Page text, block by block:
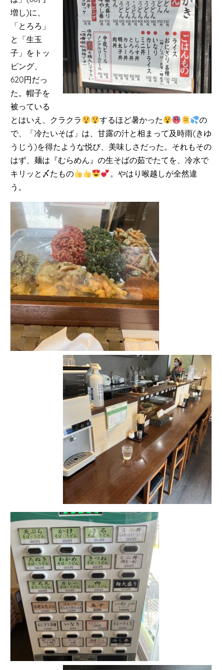
増し)に、
「とろろ」
と「生玉
子」をトッ
ピング、
620円だっ
た。帽子を
被っている
とはいえ、クラクラ
するほど暑かった
の
で、「冷たいそば」は、甘露の汁と相まって及時雨(きゆ
うじう)を得たような悦び、美味しさだった。それもその
はず、麺は『むらめん』の生そばの茹でたてを、冷水で
キリッと〆たもの
。やはり喉越しが全然違
う。